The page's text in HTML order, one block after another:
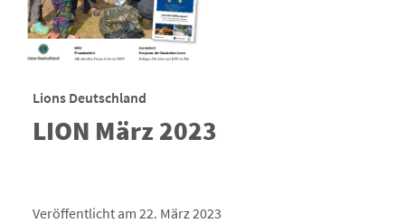
Lions Deutschland
LION März 2023
Veröffentlicht am 22. März 2023